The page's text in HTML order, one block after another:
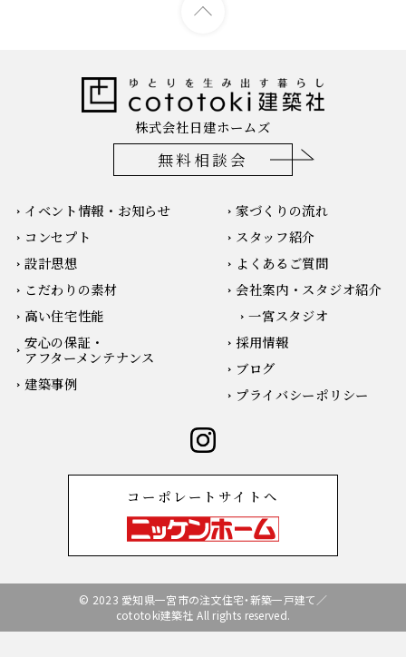
株式会社日建ホームズ
無料相談会
イベント情報・お知らせ
コンセプト
設計思想
こだわりの素材
高い住宅性能
安心の保証・
アフターメンテナンス
建築事例
家づくりの流れ
スタッフ紹介
よくあるご質問
会社案内・スタジオ紹介
一宮スタジオ
採用情報
ブログ
プライバシーポリシー
コーポレートサイトへ
© 2023 愛知県一宮市の注文住宅・新築一戸建て／
cototoki建築社 All rights reserved.